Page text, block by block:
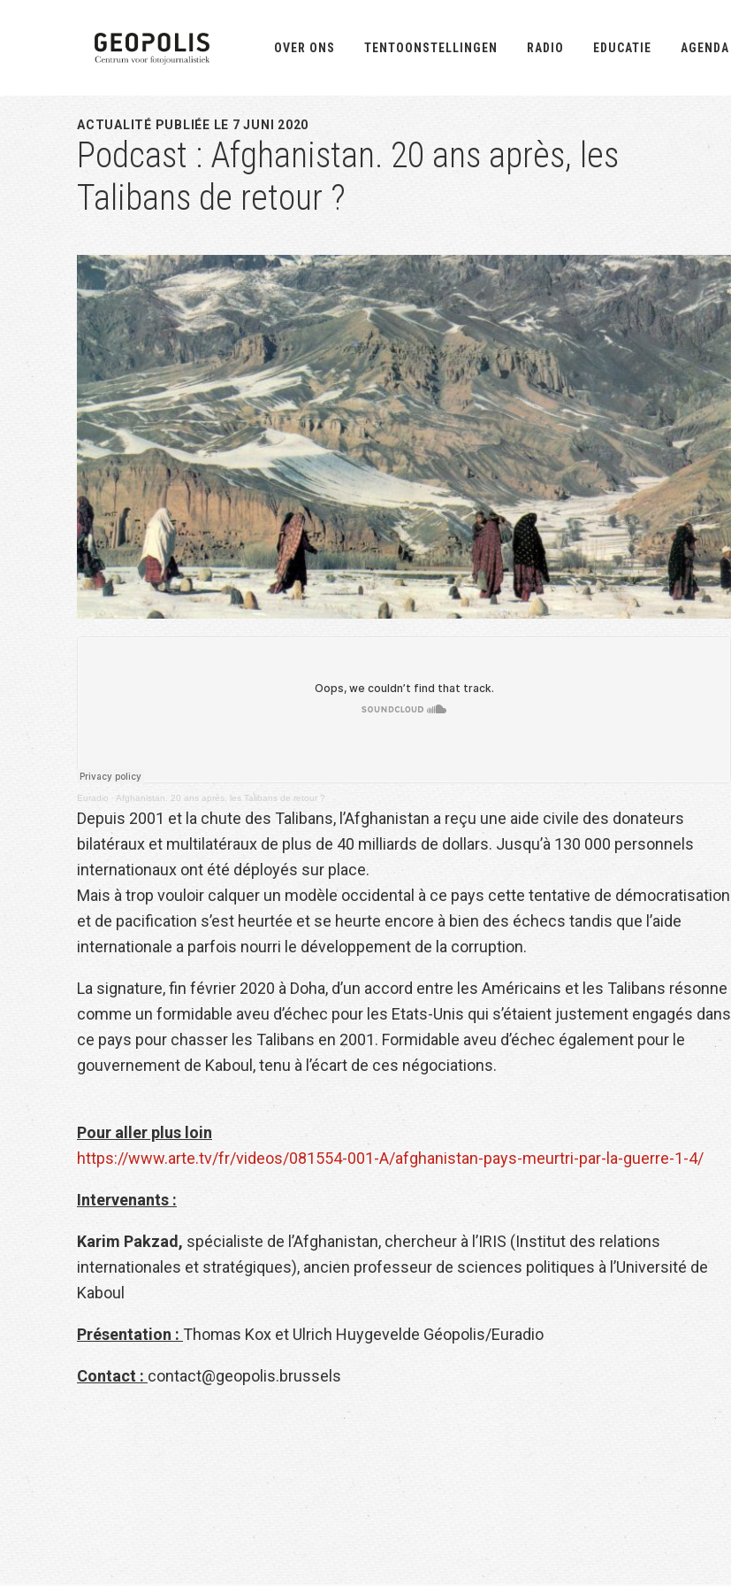
inhoud
sidebar
OVER ONS TENTOONSTELLINGEN RADIO EDUCATIE AGENDA
ACTUALITÉ PUBLIÉE LE 7 JUNI 2020
Podcast : Afghanistan. 20 ans après, les
Talibans de retour ?
Euradio · Afghanistan. 20 ans après, les Talibans de retour ?
Depuis 2001 et la chute des Talibans, l’Afghanistan a reçu une aide civile des donateurs
bilatéraux et multilatéraux de plus de 40 milliards de dollars. Jusqu’à 130 000 personnels
internationaux ont été déployés sur place.
Mais à trop vouloir calquer un modèle occidental à ce pays cette tentative de démocratisation
et de pacification s’est heurtée et se heurte encore à bien des échecs tandis que l’aide
internationale a parfois nourri le développement de la corruption.
La signature, fin février 2020 à Doha, d’un accord entre les Américains et les Talibans résonne
comme un formidable aveu d’échec pour les Etats-Unis qui s’étaient justement engagés dans
ce pays pour chasser les Talibans en 2001. Formidable aveu d’échec également pour le
gouvernement de Kaboul, tenu à l’écart de ces négociations.
Pour aller plus loin
https://www.arte.tv/fr/videos/081554-001-A/afghanistan-pays-meurtri-par-la-guerre-1-4/
Intervenants :
Karim Pakzad, spécialiste de l’Afghanistan, chercheur à l’IRIS (Institut des relations
internationales et stratégiques), ancien professeur de sciences politiques à l’Université de
Kaboul
Présentation : Thomas Kox et Ulrich Huygevelde Géopolis/Euradio
Contact : contact@geopolis.brussels